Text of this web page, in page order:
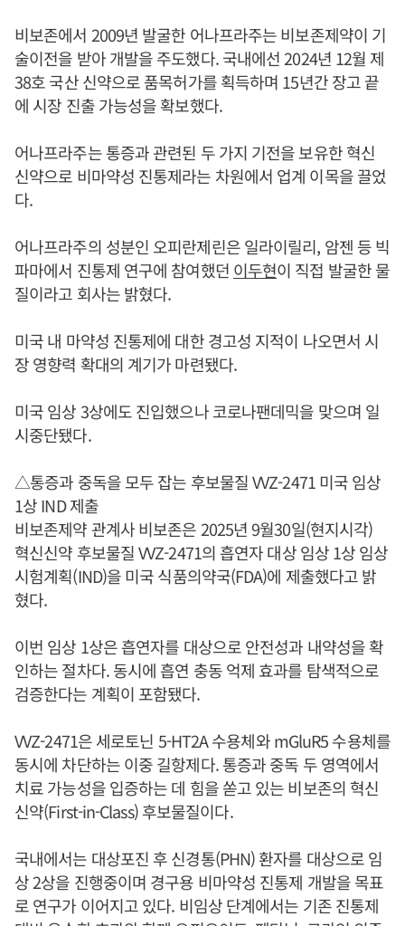
비보존에서 2009년 발굴한 어나프라주는 비보존제약이 기
술이전을 받아 개발을 주도했다. 국내에선 2024년 12월 제
38호 국산 신약으로 품목허가를 획득하며 15년간 장고 끝
에 시장 진출 가능성을 확보했다.
어나프라주는 통증과 관련된 두 가지 기전을 보유한 혁신
신약으로 비마약성 진통제라는 차원에서 업계 이목을 끌었
다.
어나프라주의 성분인 오피란제린은 일라이릴리, 암젠 등 빅
파마에서 진통제 연구에 참여했던 이두현이 직접 발굴한 물
질이라고 회사는 밝혔다.
미국 내 마약성 진통제에 대한 경고성 지적이 나오면서 시
장 영향력 확대의 계기가 마련됐다.
미국 임상 3상에도 진입했으나 코로나팬데믹을 맞으며 일
시중단됐다.
△통증과 중독을 모두 잡는 후보물질 VVZ-2471 미국 임상
1상 IND 제출
비보존제약 관계사 비보존은 2025년 9월30일(현지시각)
혁신신약 후보물질 VVZ-2471의 흡연자 대상 임상 1상 임상
시험계획(IND)을 미국 식품의약국(FDA)에 제출했다고 밝
혔다.
이번 임상 1상은 흡연자를 대상으로 안전성과 내약성을 확
인하는 절차다. 동시에 흡연 충동 억제 효과를 탐색적으로
검증한다는 계획이 포함됐다.
VVZ-2471은 세로토닌 5-HT2A 수용체와 mGluR5 수용체를
동시에 차단하는 이중 길항제다. 통증과 중독 두 영역에서
치료 가능성을 입증하는 데 힘을 쏟고 있는 비보존의 혁신
신약(First-in-Class) 후보물질이다.
국내에서는 대상포진 후 신경통(PHN) 환자를 대상으로 임
상 2상을 진행중이며 경구용 비마약성 진통제 개발을 목표
로 연구가 이어지고 있다. 비임상 단계에서는 기존 진통제